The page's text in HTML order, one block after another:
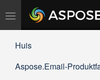
Navigation
umschalten
Huis
Aspose.Email-